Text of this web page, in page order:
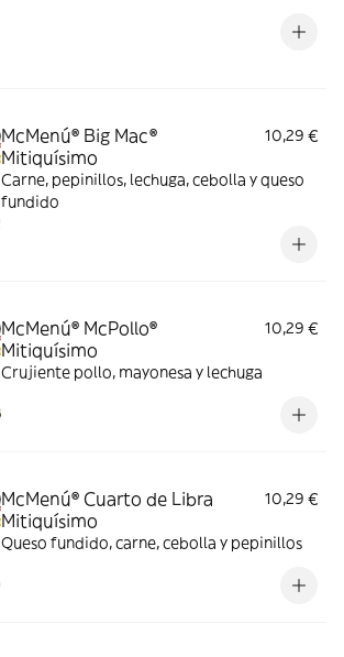
McMenú® Big Mac®
Mitiquísimo
10,29 €
Carne, pepinillos, lechuga, cebolla y queso
fundido
McMenú® McPollo®
Mitiquísimo
10,29 €
Crujiente pollo, mayonesa y lechuga
McMenú® Cuarto de Libra
Mitiquísimo
10,29 €
Queso fundido, carne, cebolla y pepinillos